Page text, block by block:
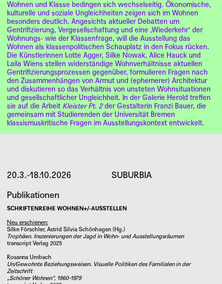
Wohnen und Klasse bedingen sich wechselseitig. Ökonomische,
kulturelle und soziale Ungleichheiten zeigen sich im Wohnen
besonders deutlich. Angesichts aktueller Debatten um
Gentrifizierung, Vergesellschaftung und eine ‚Wiederkehr‘ der
Wohnungs- wie der Klassenfrage, will die Ausstellung das
Wohnen als klassenpolitischen Schauplatz in den Fokus rücken.
Die Künstlerinnen Lotte Agger, Silke Nowak, Alice Hauck und
Laila Wiens stellen widerständige Wohnverhältnisse aktuellen
Gentrifizierungsprozessen gegenüber, formulieren Fragen nach
den Zusammenhängen von Armut und (ephemerer) Architektur
und diskutieren so das Verhältnis von unsteten Wohnsituationen
und gesellschaftlicher Ungleichheit. In der Galerie Herold treffen
sie auf die Arbeit Kleister Pt. 2der Gestalterin Franzi Bauer, die
gemeinsam mit Studierenden der Universität Bremen
klassismuskritische Fragen im Ausstellungskontext entwickelt.
Filmwissenschaft – Kunstpädagogik mit dem Mariann Steegmann
Zusammenarbeit mit der Galerie Herold. Gefördert durch den
Senator für Kultur Bremen.
Do.: 15 — 20 Uhr, Freitag 11 — 14 Uhr &
15 — 18 Uhr, So.: 15 — 18 Uhr und nach Vereinbarung.
KATALOG DER AUSSTELLUNG
PROGRAMM
4. JULI, 20 UHR
Eröffnung
20.3.-18.10.2026
SUBURBIA
Publikationen
SCHRIFTENREIHE WOHNEN+/-AUSSTELLEN
Neu erschienen:
Silke Förschler, Astrid Silvia Schönhagen (Hg.)
Trophäen. Inszenierungen der Jagd in Wohn- und Ausstellungsräumen
transcript Verlag 2025
Rosanna Umbach
Un/Gewohnte Beziehungsweisen. Visuelle Politiken des Familialen in der
Zeitschrift
„Schöner Wohnen“, 1960-1979